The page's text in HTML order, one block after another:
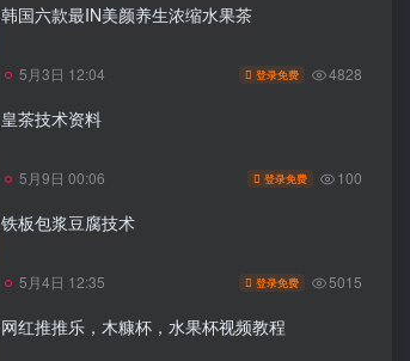
韩国六款最IN美颜养生浓缩水果茶
5月3日 12:04 登录免费 4828
皇茶技术资料
5月9日 00:06 登录免费 100
铁板包浆豆腐技术
5月4日 12:35 登录免费 5015
网红推推乐，木糠杯，水果杯视频教程